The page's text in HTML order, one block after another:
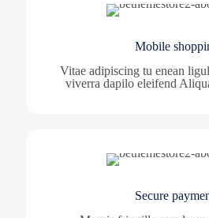
Mobile
Vitae adipiscing tu enean
viverra dapilo eleifend
Secure